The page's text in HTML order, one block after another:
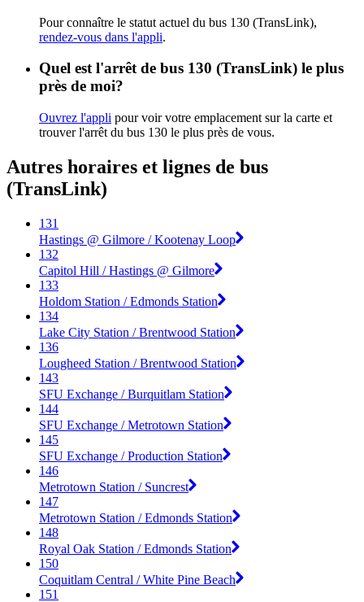
Pour connaître le statut actuel du bus 130 (TransLink),
rendez-vous dans l'appli.
Quel est l'arrêt de bus 130 (TransLink) le plus
près de moi?
Ouvrez l'appli pour voir votre emplacement sur la carte et
trouver l'arrêt du bus 130 le plus près de vous.
Autres horaires et lignes de bus
(TransLink)
131
Hastings @ Gilmore / Kootenay Loop
132
Capitol Hill / Hastings @ Gilmore
133
Holdom Station / Edmonds Station
134
Lake City Station / Brentwood Station
136
Lougheed Station / Brentwood Station
143
SFU Exchange / Burquitlam Station
144
SFU Exchange / Metrotown Station
145
SFU Exchange / Production Station
146
Metrotown Station / Suncrest
147
Metrotown Station / Edmonds Station
148
Royal Oak Station / Edmonds Station
150
Coquitlam Central / White Pine Beach
151